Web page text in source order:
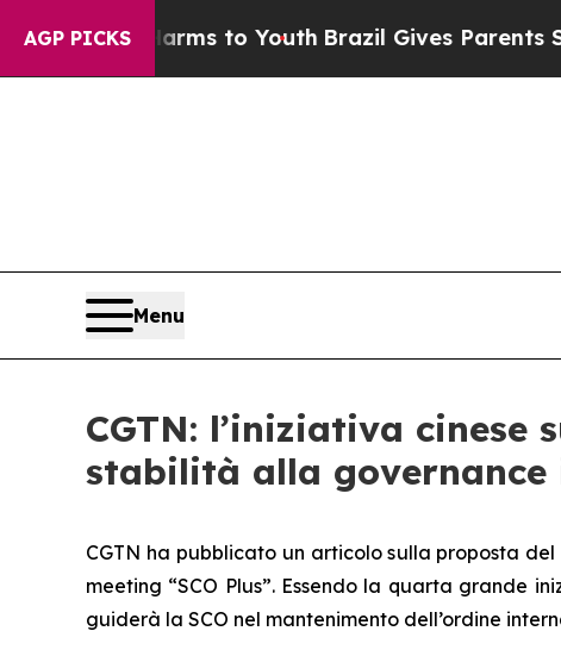
AGP PICKS
Harms to Youth Brazil Gives Parents Social
Menu
CGTN: l’iniziativa
stabilità alla
CGTN ha pubblicato un articolo sulla proposta
meeting “SCO Plus”. Essendo la quarta grande
guiderà la SCO nel mantenimento dell’ordine